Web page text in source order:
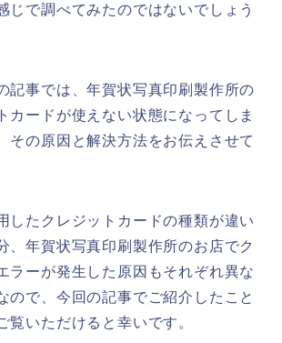
じで調べてみたのではないでしょう
記事では、年賀状写真印刷製作所の
カードが使えない状態になってしま
その原因と解決方法をお伝えさせて
したクレジットカードの種類が違い
、年賀状写真印刷製作所のお店でク
ラーが発生した原因もそれぞれ異な
ので、今回の記事でご紹介したこと
覧いただけると幸いです。